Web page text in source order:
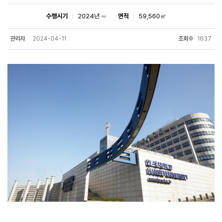
수행시기 2024년 ∽ 면적 59,560㎡
관리자 2024-04-11 조회수 1637